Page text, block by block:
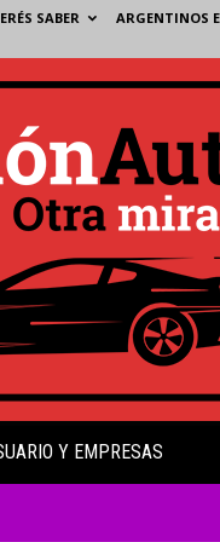
SABER ARGENTINOS
Y EMPRESAS